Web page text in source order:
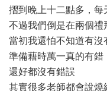
摺到晚上十二點多，每
不過我們倒是在兩個禮
當初我還怕不知道有沒
準備藉時萬一真的有
還好都沒有錯誤
其實很多老師都會說燒